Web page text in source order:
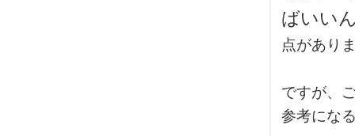
ばいい
点があり
ですが、
参考にな